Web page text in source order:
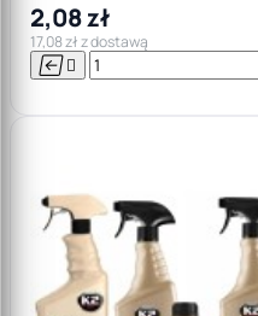
2,08 zł
17,08 zł z dostawą
 